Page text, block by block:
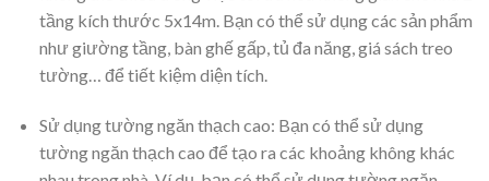
tầng kích thước 5x14m. Bạn có thể sử dụng các sản phẩm
như giường tầng, bàn ghế gấp, tủ đa năng, giá sách treo
tường… để tiết kiệm diện tích.
Sử dụng tường ngăn thạch cao: Bạn có thể sử dụng
tường ngăn thạch cao để tạo ra các khoảng không khác